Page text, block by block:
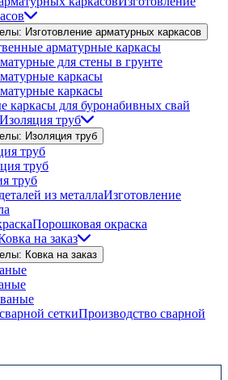
Изготовление арматурных каркасов
арматурные каркасы
для стены в грунте
каркасы
каркасы
каркасы для буронабивных свай
Изоляция труб
Изоляция труб
труб
труб
труб
Изготовление
Порошковая окраска
на заказ
Ковка на заказ
Производство сварной